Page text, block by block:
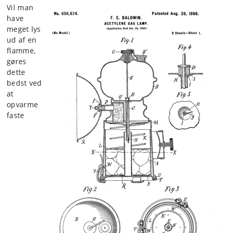
Vil man
have
meget lys
ud af en
flamme,
gøres
dette
bedst ved
at
opvarme
faste